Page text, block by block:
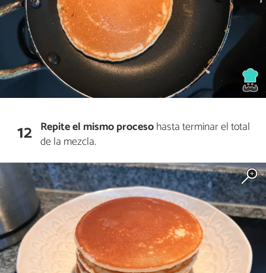
12 Repite el mismo procesohasta terminar el total
de la mezcla.